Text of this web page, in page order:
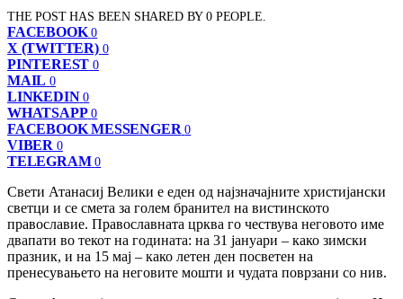
THE POST HAS BEEN SHARED BY0 PEOPLE.
FACEBOOK 0
X (TWITTER) 0
PINTEREST 0
MAIL 0
LINKEDIN 0
WHATSAPP 0
FACEBOOK MESSENGER 0
VIBER 0
TELEGRAM 0
Свети Атанасиј Велики е еден од најзначајните христијански
светци и се смета за голем бранител на вистинското
православие. Православната црква го чествува неговото име
двапати во текот на годината: на 31 јануари – како зимски
празник, и на 15 мај – како летен ден посветен на
пренесувањето на неговите мошти и чудата поврзани со нив.